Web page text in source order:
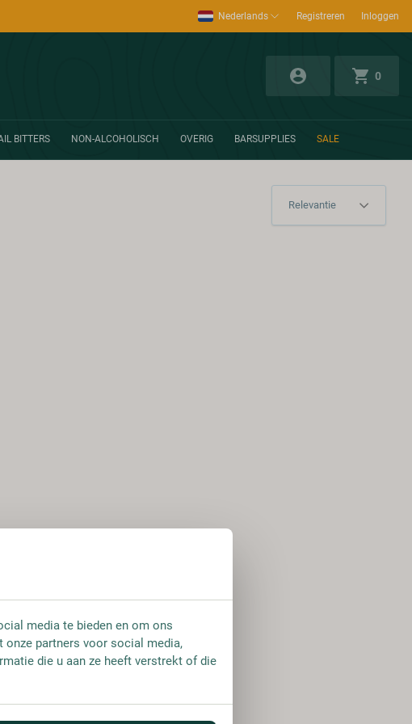
Nederlands Registreren Inloggen
0
BITTERS NON-ALCOHOLISCH OVERIG BARSUPPLIES SALE
media te bieden en om ons
onze partners voor social media,
die u aan ze heeft verstrekt of die